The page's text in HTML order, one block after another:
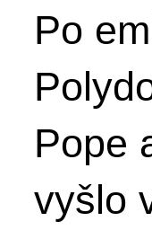
Po
Pope
vyšlo